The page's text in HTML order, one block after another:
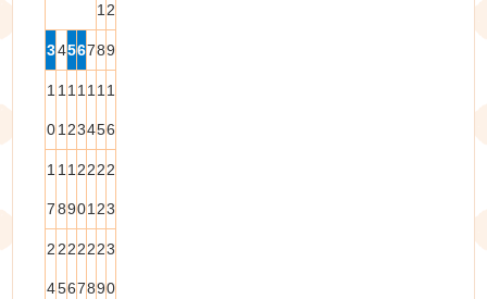
1 2
3456789
1
0
1
1
1
2
1
3
1
4
1
5
1
6
1
7
1
8
1
9
2
0
2
1
2
2
2
3
2
4
2
5
2
6
2
7
2
8
2
9
3
0